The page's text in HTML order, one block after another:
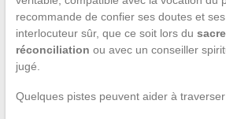
recommande de confier ses doutes et
interlocuteur sûr, que ce soit lors du
réconciliation ou avec un conseiller
jugé.
Quelques pistes peuvent aider à